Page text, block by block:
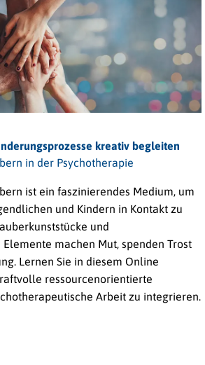
kreativ begleiten
in der Psychotherapie
ist ein faszinierendes Medium, um
und Kindern in Kontakt zu
und
machen Mut, spenden Trost
Lernen Sie in diesem Online
ressourcenorientierte
Arbeit zu integrieren.